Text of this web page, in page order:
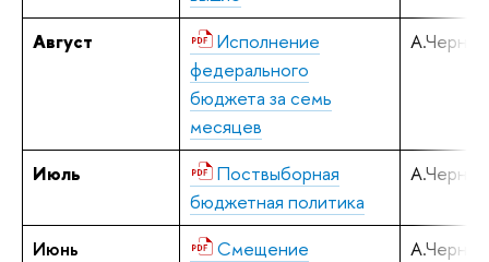
Август
Исполнение
федерального
бюджета за семь
месяцев
Июль
Поствыборная
бюджетная политика
Июнь
Смещение